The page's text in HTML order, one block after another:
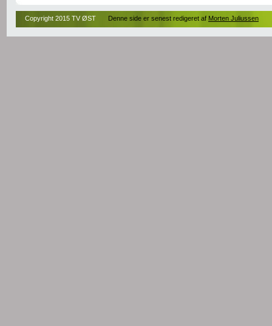
Copyright 2015 TV ØST Denne side er senest redigeret af Morten Juliussen